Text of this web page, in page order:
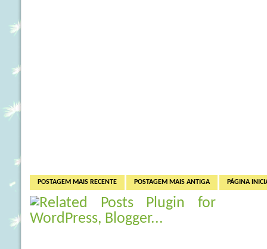
POSTAGEM MAIS RECENTE POSTAGEM MAIS ANTIGA PÁGINA